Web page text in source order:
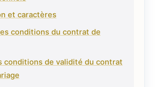
et caractères
conditions du contrat de
conditions de validité du contrat